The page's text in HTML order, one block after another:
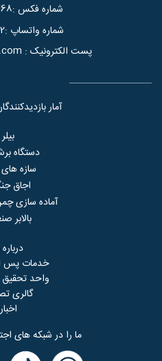
شماره فکس :
شماره واتساپ :
پست الکترونیک :
آمار
بیلر
دستگاه
سازه
اجاق
آماده سازی
بالابر
خدمات پس
واحد
گالری
اخبار
ما را در شبکه های